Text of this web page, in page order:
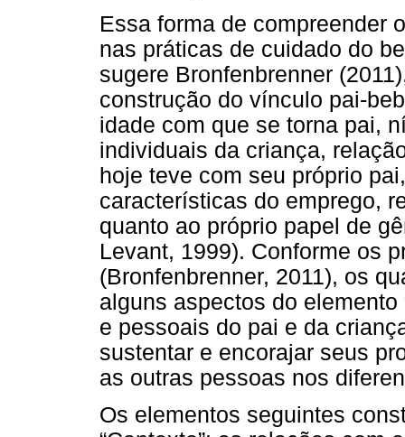
Essa forma de compreender
nas práticas de cuidado do
sugere Bronfenbrenner
construção do vínculo pai-
idade com que se torna pai,
individuais da criança,
hoje teve com seu próprio
características do emprego,
quanto ao próprio papel de
Levant, 1999). Conforme os
(Bronfenbrenner, 2011), os
alguns aspectos do
e pessoais do pai e da
sustentar e encorajar seus
as outras pessoas nos
Os elementos seguintes